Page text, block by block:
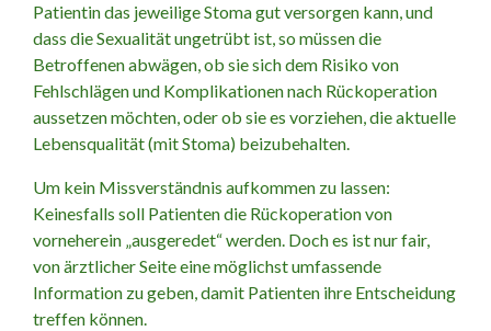
Patientin das jeweilige Stoma gut versorgen kann, und
dass die Sexualität ungetrübt ist, so müssen die
Betroffenen abwägen, ob sie sich dem Risiko von
Fehlschlägen und Komplikationen nach Rückoperation
aussetzen möchten, oder ob sie es vorziehen, die aktuelle
Lebensqualität (mit Stoma) beizubehalten.
Um kein Missverständnis aufkommen zu lassen:
Keinesfalls soll Patienten die Rückoperation von
vorneherein „ausgeredet“ werden. Doch es ist nur fair,
von ärztlicher Seite eine möglichst umfassende
Information zu geben, damit Patienten ihre Entscheidung
treffen können.